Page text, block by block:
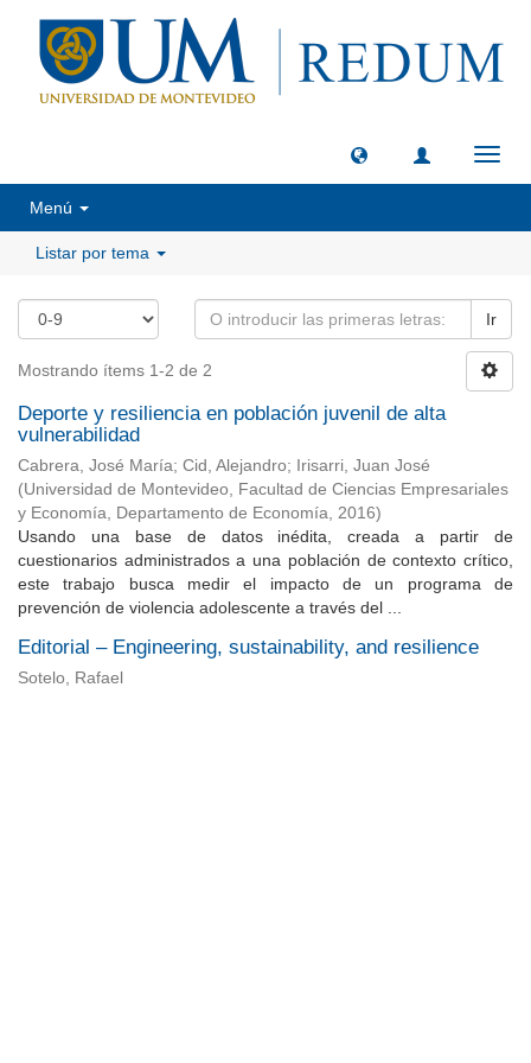
Menú
Listar por tema
Ir
Mostrando ítems 1-2 de 2
Deporte y resiliencia en población juvenil de alta
vulnerabilidad
Cabrera, José María; Cid, Alejandro;
Irisarri, Juan José
(Universidad de Montevideo, Facultad de Ciencias Empresariales
y Economía, Departamento de Economía, 2016)
Usando una base de datos inédita, creada a partir de
cuestionarios administrados a una población de contexto crítico,
este trabajo busca medir el impacto de un programa de
prevención de violencia adolescente a través del ...
Editorial – Engineering, sustainability, and resilience
Sotelo, Rafael